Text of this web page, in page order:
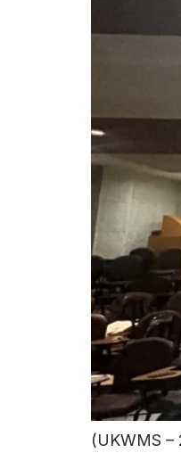
(UKWMS –